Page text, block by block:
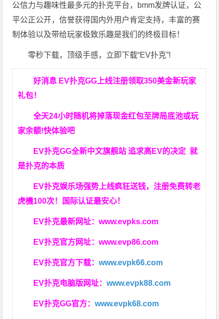
公信力与趣味性最多元的扑克平台，bmm发牌认证，公
平公正公开，信誉获得国内外用户肯定支持，丰富的赛
制体验以及带给玩家极致乐趣是我们的终极目标！
零秒下载，顶级手感，立即下载“EV扑克”!
好消息 EV扑克GG上线注册领取350美金新玩家
礼包！
全天24小时随机将掉落现金红包至牌局底池或玩
家余额!快体验吧
EV扑克GG全新中文旗舰站 追求高EV的决定就
是扑克的本质
EV扑克娱乐场强势上线疯狂送钱，注册免费转老
虎機100次！国际认证最安心！
EV扑克最新网址：www.evpks.com
EV扑克官方网址：www.evp86.com
EV扑克官方下载：www.evpk66.com
EV扑克电脑版网址：www.evpk88.com
EV扑克GG官方：www.evpk68.com